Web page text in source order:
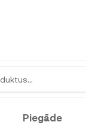
Piegāde